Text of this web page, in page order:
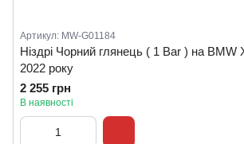
Артикул: MW-G01184
Ніздрі Чорний глянець ( 1 Bar ) на BMW
2022 року
2 255 грн
В наявності